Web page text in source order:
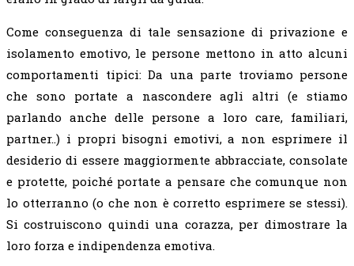
Come conseguenza di tale sensazione di privazione e
isolamento emotivo, le persone mettono in atto alcuni
comportamenti tipici: Da una parte troviamo persone
che sono portate a nascondere agli altri (e stiamo
parlando anche delle persone a loro care, familiari,
partner..) i propri bisogni emotivi, a non esprimere il
desiderio di essere maggiormente abbracciate, consolate
e protette, poiché portate a pensare che comunque non
lo otterranno (o che non è corretto esprimere se stessi).
Si costruiscono quindi una corazza, per dimostrare la
loro forza e indipendenza emotiva.